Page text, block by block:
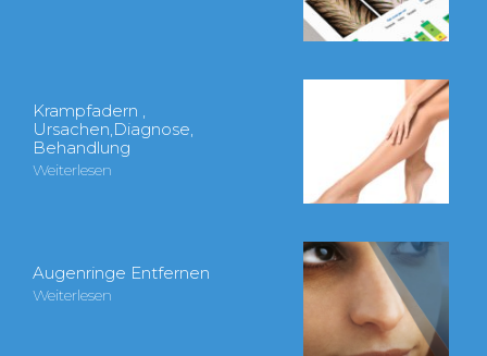
Krampfadern ,
Ursachen,Diagnose,
Behandlung
Weiterlesen
Augenringe Entfernen
Weiterlesen